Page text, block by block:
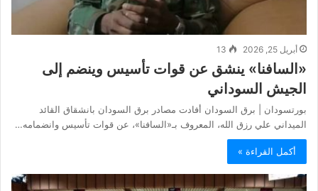
أبريل 25, 2026 13
«السافنا» ينشق عن قوات تأسيس وينضم إلى
الجيش السوداني
بورتسودان | برق السودان أفادت مصادر برق السودان بانشقاق القائد
الميداني علي رزق الله، المعروف بـ«السافنا»، عن قوات تأسيس وانضمامه…
أكمل القراءة »